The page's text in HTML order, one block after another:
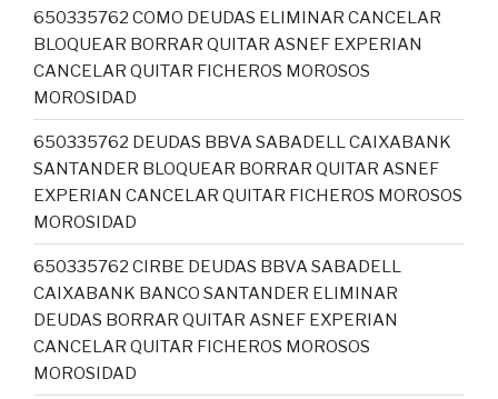
650335762 COMO DEUDAS ELIMINAR CANCELAR
BLOQUEAR BORRAR QUITAR ASNEF EXPERIAN
CANCELAR QUITAR FICHEROS MOROSOS
MOROSIDAD
650335762 DEUDAS BBVA SABADELL CAIXABANK
SANTANDER BLOQUEAR BORRAR QUITAR ASNEF
EXPERIAN CANCELAR QUITAR FICHEROS MOROSOS
MOROSIDAD
650335762 CIRBE DEUDAS BBVA SABADELL
CAIXABANK BANCO SANTANDER ELIMINAR
DEUDAS BORRAR QUITAR ASNEF EXPERIAN
CANCELAR QUITAR FICHEROS MOROSOS
MOROSIDAD